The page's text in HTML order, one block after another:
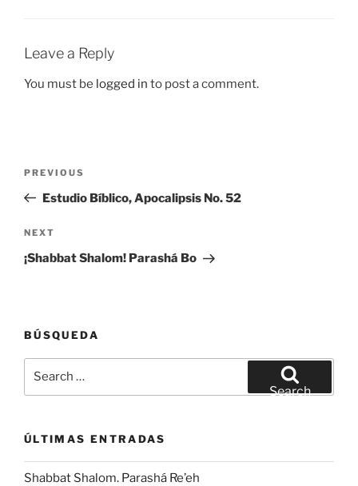
Leave a Reply
You must be logged in to post a comment.
Previous
Post
PREVIOUS
Estudio Bíblico, Apocalipsis No. 52
Next
Post
NEXT
¡Shabbat Shalom! Parashá Bo
BÚSQUEDA
Search
ÚLTIMAS ENTRADAS
Shabbat Shalom. Parashá Re’eh